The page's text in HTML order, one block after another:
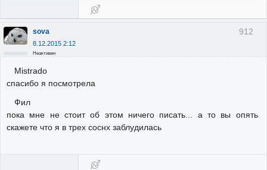
912
sova
8.12.2015 2:12
Неактивен
Mistrado
спасибо я посмотрела
Фил
пока мне не стоит об этом ничего писать... а то вы опять
скажете что я в трех соснх заблудилась